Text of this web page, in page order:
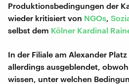
Produktionsbedingungen der
wieder kritisiert von NGOs
selbst dem Kölner Kardinal
In der Filiale am Alexander
allerdings ausgeblendet,
wissen, unter welchen